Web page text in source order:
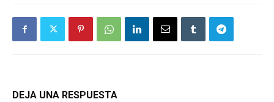
DEJA UNA RESPUESTA